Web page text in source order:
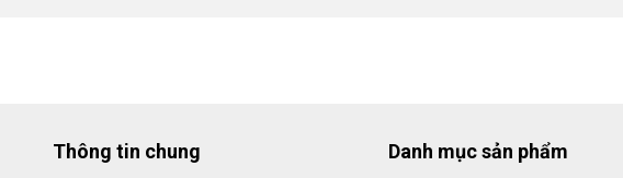
Thông tin chung Danh mục sản phẩm